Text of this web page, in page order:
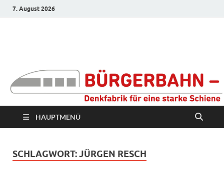
7. August 2026
Denkfabrik für eine
starke Schiene
HAUPTMENÜ
SCHLAGWORT:JÜRGEN RESCH